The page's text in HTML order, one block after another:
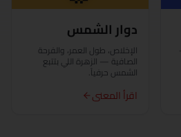
دوار الشمس
الإخلاص، طول العمر، والفرحة
الصافية — الزهرة اللي بتتبع
الشمس حرفياً.
اقرأ المعنى